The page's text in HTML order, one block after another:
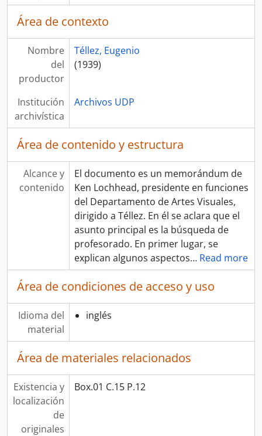
Área de contexto
Nombre
del
productor
Téllez, Eugenio
(1939)
Institución
archivística
Archivos UDP
Área de contenido y estructura
Alcance y
contenido
El documento es un memorándum de
Ken Lochhead, presidente en funciones
del Departamento de Artes Visuales,
dirigido a Téllez. En él se aclara que el
asunto principal es la búsqueda de
profesorado. En primer lugar, se
explican algunos aspectos… Read more
Área de condiciones de acceso y uso
Idioma del
material
inglés
Área de materiales relacionados
Existencia y
localización
de
originales
Box.01 C.15 P.12